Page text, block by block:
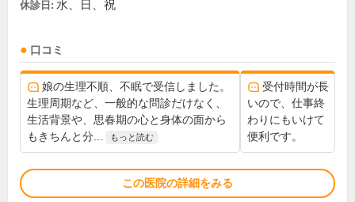
休診日: 水、日、祝
口コミ
娘の生理不順、不眠で受信しました。
生理周期など、一般的な問診だけなく、
生活背景や、思春期の心と身体の面から
もきちんと分...
もっと読む
受付時間が長
いので、仕事終
わりにもいけて
便利です。
この医院の詳細をみる